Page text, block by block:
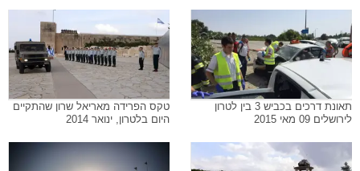
תאונת דרכים בכביש 3 בין לטרון
לירושלים 09 מאי 2015
טקס הפרידה מאריאל שרון שהתקיים
היום בלטרון, ינואר 2014